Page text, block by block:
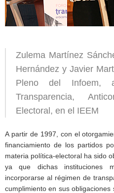
Zulema Martínez
Hernández y Javier
Pleno del Infoem,
Transparencia,
Electoral, en el IEEM
A partir de 1997, con el
financiamiento de los partidos
materia política-electoral ha sido
ya que dichas instituciones
incorporarse al régimen de
cumplimiento en sus